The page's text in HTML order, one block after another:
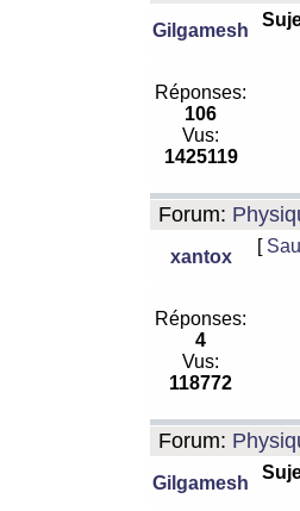
Gilgamesh
Réponses:
106
Vus:
1425119
Forum:
xantox
[
Réponses:
4
Vus:
118772
Forum:
Gilgamesh